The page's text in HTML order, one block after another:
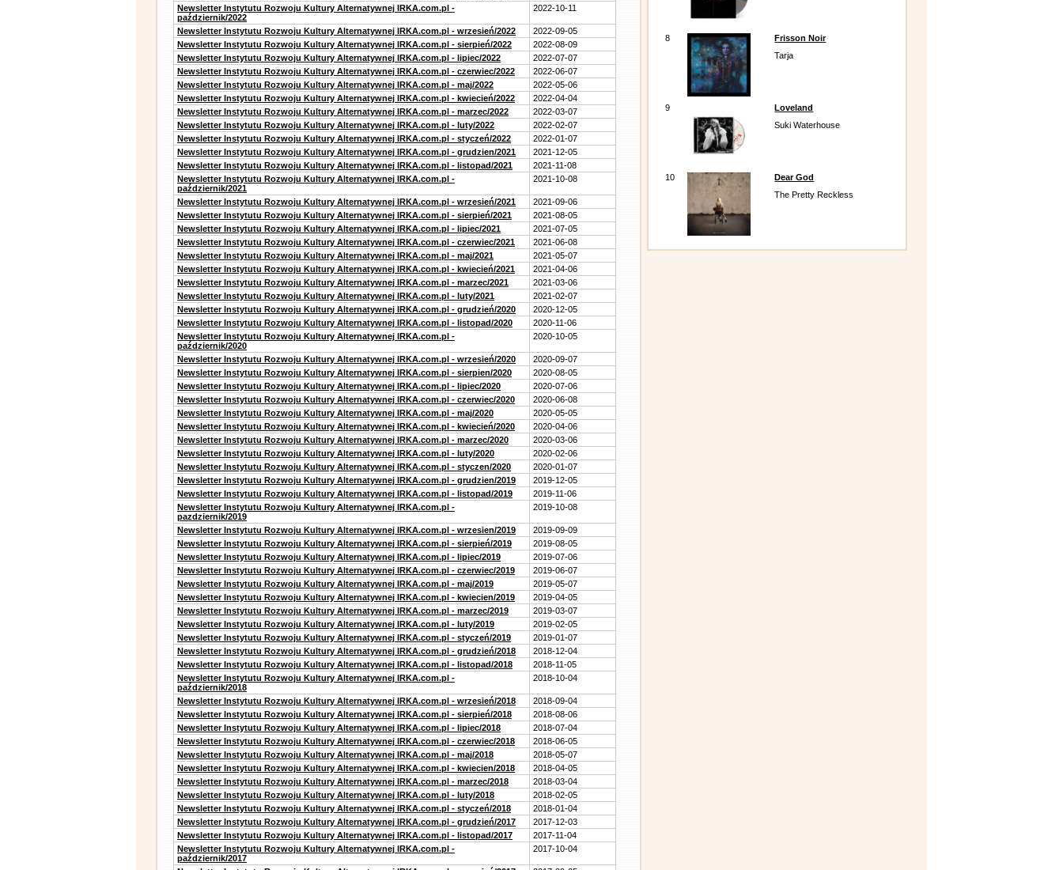
Newsletter Instytutu Rozwoju Kultury Alternatywnej IRKA.com.pl -
październik/2022
2022-10-11
Newsletter Instytutu Rozwoju Kultury Alternatywnej IRKA.com.pl - wrzesień/2022
2022-09-05
Newsletter Instytutu Rozwoju Kultury Alternatywnej IRKA.com.pl - sierpień/2022
2022-08-09
Newsletter Instytutu Rozwoju Kultury Alternatywnej IRKA.com.pl - lipiec/2022
2022-07-07
Newsletter Instytutu Rozwoju Kultury Alternatywnej IRKA.com.pl - czerwiec/2022
2022-06-07
Newsletter Instytutu Rozwoju Kultury Alternatywnej IRKA.com.pl - maj/2022
2022-05-06
Newsletter Instytutu Rozwoju Kultury Alternatywnej IRKA.com.pl - kwiecień/2022
2022-04-04
Newsletter Instytutu Rozwoju Kultury Alternatywnej IRKA.com.pl - marzec/2022
2022-03-07
Newsletter Instytutu Rozwoju Kultury Alternatywnej IRKA.com.pl - luty/2022
2022-02-07
Newsletter Instytutu Rozwoju Kultury Alternatywnej IRKA.com.pl - styczeń/2022
2022-01-07
Newsletter Instytutu Rozwoju Kultury Alternatywnej IRKA.com.pl - grudzien/2021
2021-12-05
Newsletter Instytutu Rozwoju Kultury Alternatywnej IRKA.com.pl - listopad/2021
2021-11-08
Newsletter Instytutu Rozwoju Kultury Alternatywnej IRKA.com.pl -
październik/2021
2021-10-08
Newsletter Instytutu Rozwoju Kultury Alternatywnej IRKA.com.pl - wrzesień/2021
2021-09-06
Newsletter Instytutu Rozwoju Kultury Alternatywnej IRKA.com.pl - sierpień/2021
2021-08-05
Newsletter Instytutu Rozwoju Kultury Alternatywnej IRKA.com.pl - lipiec/2021
2021-07-05
Newsletter Instytutu Rozwoju Kultury Alternatywnej IRKA.com.pl - czerwiec/2021
2021-06-08
Newsletter Instytutu Rozwoju Kultury Alternatywnej IRKA.com.pl - maj/2021
2021-05-07
Newsletter Instytutu Rozwoju Kultury Alternatywnej IRKA.com.pl - kwiecień/2021
2021-04-06
Newsletter Instytutu Rozwoju Kultury Alternatywnej IRKA.com.pl - marzec/2021
2021-03-06
Newsletter Instytutu Rozwoju Kultury Alternatywnej IRKA.com.pl - luty/2021
2021-02-07
Newsletter Instytutu Rozwoju Kultury Alternatywnej IRKA.com.pl - grudzień/2020
2020-12-05
Newsletter Instytutu Rozwoju Kultury Alternatywnej IRKA.com.pl - listopad/2020
2020-11-06
Newsletter Instytutu Rozwoju Kultury Alternatywnej IRKA.com.pl -
październik/2020
2020-10-05
Newsletter Instytutu Rozwoju Kultury Alternatywnej IRKA.com.pl - wrzesień/2020
2020-09-07
Newsletter Instytutu Rozwoju Kultury Alternatywnej IRKA.com.pl - sierpien/2020
2020-08-05
Newsletter Instytutu Rozwoju Kultury Alternatywnej IRKA.com.pl - lipiec/2020
2020-07-06
Newsletter Instytutu Rozwoju Kultury Alternatywnej IRKA.com.pl - czerwiec/2020
2020-06-08
Newsletter Instytutu Rozwoju Kultury Alternatywnej IRKA.com.pl - maj/2020
2020-05-05
Newsletter Instytutu Rozwoju Kultury Alternatywnej IRKA.com.pl - kwiecień/2020
2020-04-06
Newsletter Instytutu Rozwoju Kultury Alternatywnej IRKA.com.pl - marzec/2020
2020-03-06
Newsletter Instytutu Rozwoju Kultury Alternatywnej IRKA.com.pl - luty/2020
2020-02-06
Newsletter Instytutu Rozwoju Kultury Alternatywnej IRKA.com.pl - styczen/2020
2020-01-07
Newsletter Instytutu Rozwoju Kultury Alternatywnej IRKA.com.pl - grudzien/2019
2019-12-05
Newsletter Instytutu Rozwoju Kultury Alternatywnej IRKA.com.pl - listopad/2019
2019-11-06
Newsletter Instytutu Rozwoju Kultury Alternatywnej IRKA.com.pl -
pazdziernik/2019
2019-10-08
Newsletter Instytutu Rozwoju Kultury Alternatywnej IRKA.com.pl - wrzesien/2019
2019-09-09
Newsletter Instytutu Rozwoju Kultury Alternatywnej IRKA.com.pl - sierpień/2019
2019-08-05
Newsletter Instytutu Rozwoju Kultury Alternatywnej IRKA.com.pl - lipiec/2019
2019-07-06
Newsletter Instytutu Rozwoju Kultury Alternatywnej IRKA.com.pl - czerwiec/2019
2019-06-07
Newsletter Instytutu Rozwoju Kultury Alternatywnej IRKA.com.pl - maj/2019
2019-05-07
Newsletter Instytutu Rozwoju Kultury Alternatywnej IRKA.com.pl - kwiecien/2019
2019-04-05
Newsletter Instytutu Rozwoju Kultury Alternatywnej IRKA.com.pl - marzec/2019
2019-03-07
Newsletter Instytutu Rozwoju Kultury Alternatywnej IRKA.com.pl - luty/2019
2019-02-05
Newsletter Instytutu Rozwoju Kultury Alternatywnej IRKA.com.pl - styczeń/2019
2019-01-07
Newsletter Instytutu Rozwoju Kultury Alternatywnej IRKA.com.pl - grudzień/2018
2018-12-04
Newsletter Instytutu Rozwoju Kultury Alternatywnej IRKA.com.pl - listopad/2018
2018-11-05
Newsletter Instytutu Rozwoju Kultury Alternatywnej IRKA.com.pl -
październik/2018
2018-10-04
Newsletter Instytutu Rozwoju Kultury Alternatywnej IRKA.com.pl - wrzesień/2018
2018-09-04
Newsletter Instytutu Rozwoju Kultury Alternatywnej IRKA.com.pl - sierpień/2018
2018-08-06
Newsletter Instytutu Rozwoju Kultury Alternatywnej IRKA.com.pl - lipiec/2018
2018-07-04
Newsletter Instytutu Rozwoju Kultury Alternatywnej IRKA.com.pl - czerwiec/2018
2018-06-05
Newsletter Instytutu Rozwoju Kultury Alternatywnej IRKA.com.pl - maj/2018
2018-05-07
Newsletter Instytutu Rozwoju Kultury Alternatywnej IRKA.com.pl - kwiecien/2018
2018-04-05
Newsletter Instytutu Rozwoju Kultury Alternatywnej IRKA.com.pl - marzec/2018
2018-03-04
Newsletter Instytutu Rozwoju Kultury Alternatywnej IRKA.com.pl - luty/2018
2018-02-05
Newsletter Instytutu Rozwoju Kultury Alternatywnej IRKA.com.pl - styczeń/2018
2018-01-04
Newsletter Instytutu Rozwoju Kultury Alternatywnej IRKA.com.pl - grudzień/2017
2017-12-03
Newsletter Instytutu Rozwoju Kultury Alternatywnej IRKA.com.pl - listopad/2017
2017-11-04
Newsletter Instytutu Rozwoju Kultury Alternatywnej IRKA.com.pl -
październik/2017
2017-10-04
8
Frisson Noir
Tarja
9
Loveland
Suki Waterhouse
10
Dear God
The Pretty Reckless